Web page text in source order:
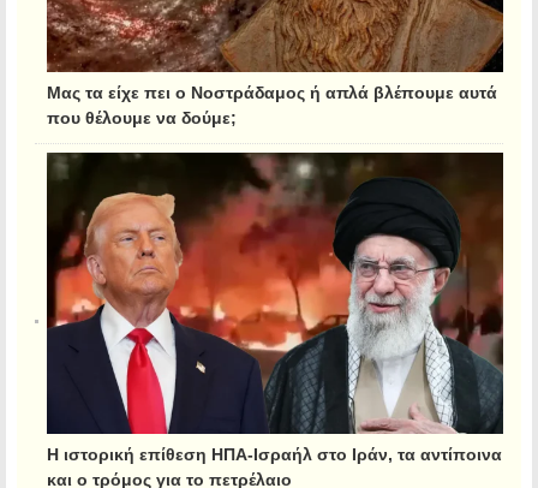
Μας τα είχε πει ο Νοστράδαμος ή απλά βλέπουμε αυτά
που θέλουμε να δούμε;
Η ιστορική επίθεση ΗΠΑ-Ισραήλ στο Ιράν, τα αντίποινα
και ο τρόμος για το πετρέλαιο